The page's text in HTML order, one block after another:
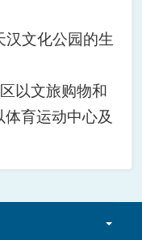
汉文化公园的生
区以文旅购物和
体育运动中心及